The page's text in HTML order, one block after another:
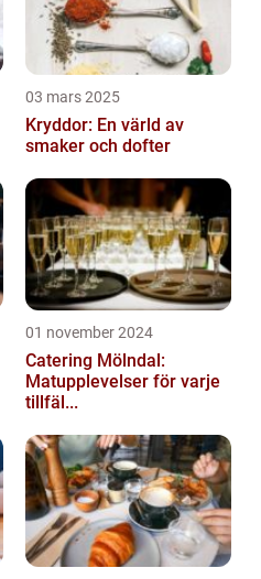
03 mars 2025
Kryddor: En värld av
smaker och dofter
01 november 2024
Catering Mölndal:
Matupplevelser för varje
tillfäl...